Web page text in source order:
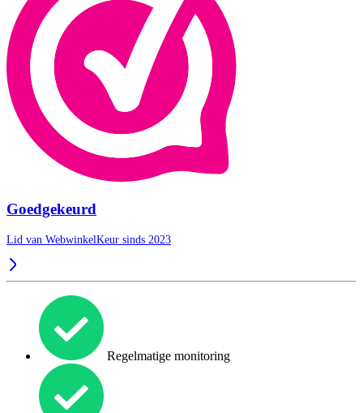
Goedgekeurd
Lid van WebwinkelKeur sinds 2023
Regelmatige monitoring